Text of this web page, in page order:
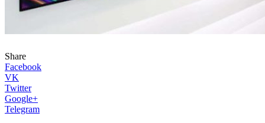
Share
Facebook
VK
Twitter
Google+
Telegram